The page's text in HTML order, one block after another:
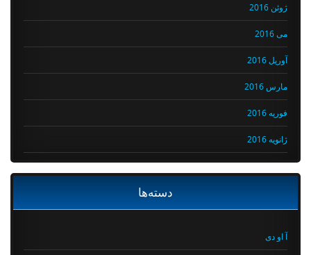
ژوئن 2016
می 2016
آوریل 2016
مارس 2016
فوریه 2016
ژانویه 2016
دسته‌ها
آ او دی